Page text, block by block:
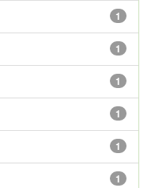
1
1
1
1
1
1